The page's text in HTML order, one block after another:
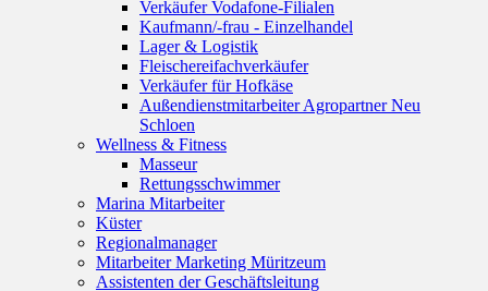
Verkäufer Vodafone-Filialen
Kaufmann/-frau - Einzelhandel
Lager & Logistik
Fleischereifachverkäufer
Verkäufer für Hofkäse
Außendienstmitarbeiter Agropartner Neu
Schloen
Wellness & Fitness
Masseur
Rettungsschwimmer
Marina Mitarbeiter
Küster
Regionalmanager
Mitarbeiter Marketing Müritzeum
Assistenten der Geschäftsleitung